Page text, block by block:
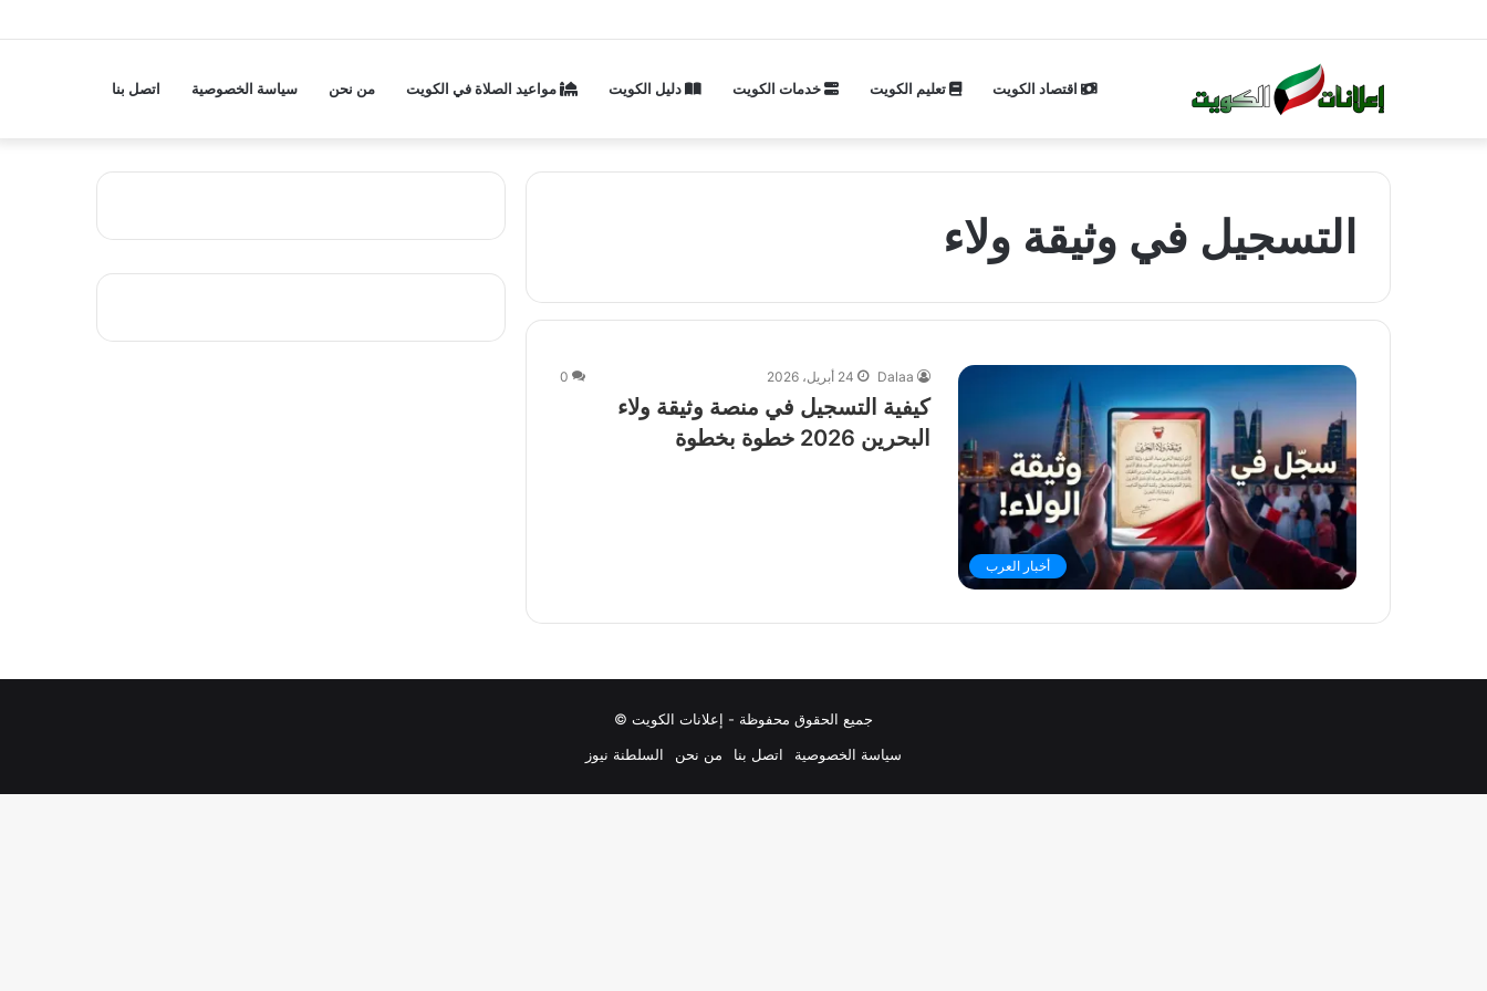
اقتصاد الكويت تعليم الكويت خدمات الكويت دليل الكويت مواعيد الصلاة في الكويت من نحن سياسة الخصوصية اتصل بنا
التسجيل في وثيقة ولاء
أخبار العرب
Dalaa 24 أبريل، 2026 0
كيفية التسجيل في منصة وثيقة ولاء
البحرين 2026 خطوة بخطوة
جميع الحقوق محفوظة - إعلانات الكويت ©
سياسة الخصوصية
اتصل بنا من نحن السلطنة نيوز